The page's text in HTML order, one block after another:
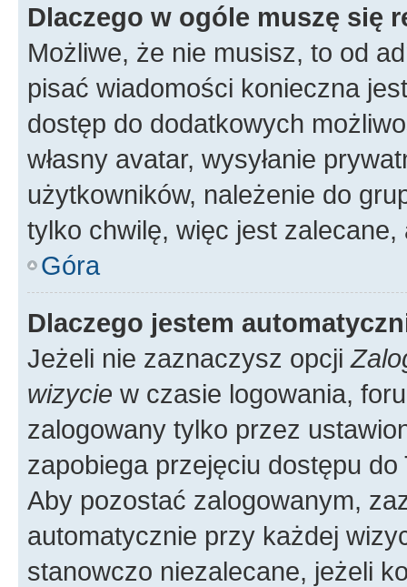
Dlaczego w ogóle muszę się
Możliwe, że nie musisz, to od
pisać wiadomości konieczna
dostęp do dodatkowych
własny avatar, wysyłanie
użytkowników, należenie do
tylko chwilę, więc jest zalecane,
Góra
Dlaczego jestem
Jeżeli nie zaznaczysz opcji
wizycie w czasie logowania,
zalogowany tylko przez
zapobiega przejęciu dostępu
Aby pozostać zalogowanym,
automatycznie przy każdej
stanowczo niezalecane, jeżeli